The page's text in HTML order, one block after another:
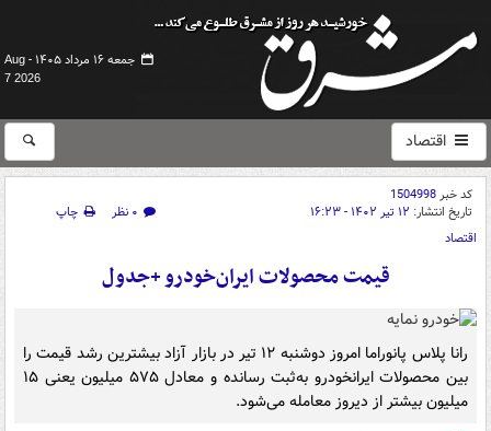
جمعه ۱۶ مرداد ۱۴۰۵ -
Aug
7 2026
اقتصاد
کد خبر1504998
تاریخ انتشار: ۱۲ تیر ۱۴۰۲ - ۱۶:۲۳ ۰ نظر
چاپ
اقتصاد
قیمت محصولات ایران‌خودرو +جدول
رانا پلاس پانوراما امروز دوشنبه ۱۲ تیر در بازار آزاد بیشترین رشد قیمت را
بین محصولات ایرانخودرو به‌ثبت رسانده و معادل ۵۷۵ میلیون یعنی ۱۵
میلیون بیشتر از دیروز معامله می‌شود.